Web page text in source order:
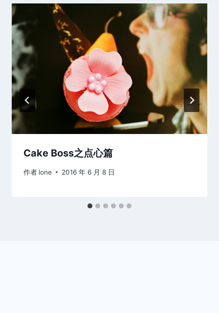
Cake Boss之点心篇
作者 lone 2016 年 6 月 8 日